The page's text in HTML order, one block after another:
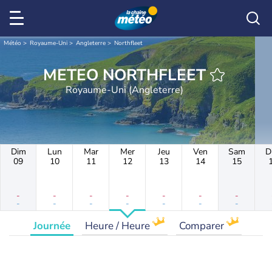
Météo Royaume-Uni Angleterre Northfleet
METEO NORTHFLEET
Royaume-Uni (Angleterre)
Dim
09
-
-
Lun
10
-
-
Mar
11
-
-
Mer
12
-
-
Jeu
13
-
-
Ven
14
-
-
Sam
15
-
-
Journée Heure / Heure Comparer